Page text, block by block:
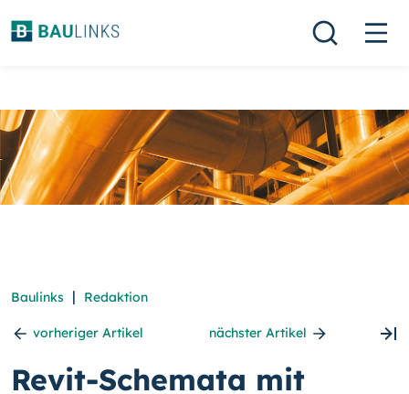
Baulinks | Redaktion
vorheriger Artikel nächster Artikel
Revit-Schemata mit